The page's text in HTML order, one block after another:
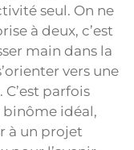
seul. On ne
à deux, c’est
main dans la
vers une
parfois
binôme idéal,
à un projet